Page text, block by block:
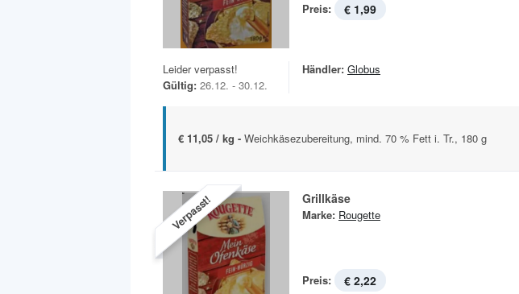
Preis: € 1,99
Leider verpasst!
Gültig: 26.12. - 30.12.
Händler: Globus
€ 11,05 / kg - Weichkäsezubereitung, mind. 70 % Fett i. Tr., 180 g
Verpasst! Grillkäse
Marke: Rougette
Preis: € 2,22